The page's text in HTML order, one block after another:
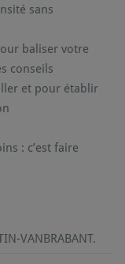
sans
baliser votre
conseils
et pour établir
: c’est faire
VANBRABANT.